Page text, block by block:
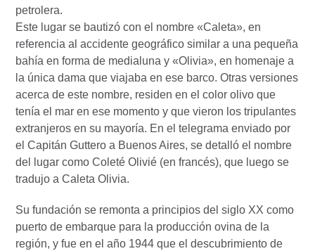
petrolera.
Este lugar se bautizó con el nombre «Caleta», en
referencia al accidente geográfico similar a una pequeña
bahía en forma de medialuna y «Olivia», en homenaje a
la única dama que viajaba en ese barco. Otras versiones
acerca de este nombre, residen en el color olivo que
tenía el mar en ese momento y que vieron los tripulantes
extranjeros en su mayoría. En el telegrama enviado por
el Capitán Guttero a Buenos Aires, se detalló el nombre
del lugar como Coleté Olivié (en francés), que luego se
tradujo a Caleta Olivia.
Su fundación se remonta a principios del siglo XX como
puerto de embarque para la producción ovina de la
región, y fue en el año 1944 que el descubrimiento de